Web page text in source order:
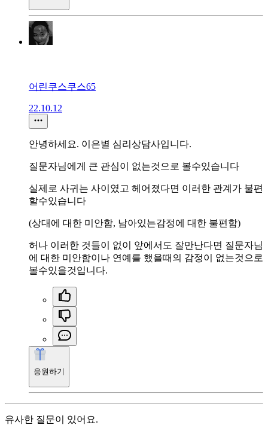
어린쿠스쿠스65
22.10.12
안녕하세요. 이은별 심리상담사입니다.
질문자님에게 큰 관심이 없는것으로 볼수있습니다
실제로 사귀는 사이였고 헤어졌다면 이러한 관계가 불편
할수있습니다
(상대에 대한 미안함, 남아있는감정에 대한 불편함)
허나 이러한 것들이 없이 앞에서도 잘만난다면 질문자님
에 대한 미안함이나 연예를 했을때의 감정이 없는것으로
볼수있을것입니다.
응원하기
유사한 질문이 있어요.